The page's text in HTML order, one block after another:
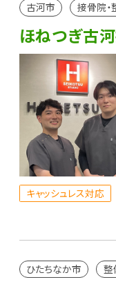
古河市 接骨院・
ほねつぎ古
キャッシュレス対応
ひたちなか市 整